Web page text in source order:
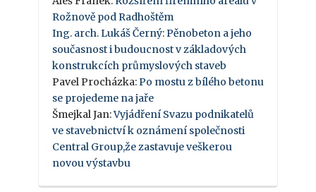
Rožnově pod Radhoštěm
Ing. arch. Lukáš Černý: Pěnobeton a jeho
současnost i budoucnost v základových
konstrukcích průmyslových staveb
Pavel Procházka: Po mostu z bílého betonu
se projedeme na jaře
Šmejkal Jan:Vyjádření Svazu podnikatelů
ve stavebnictví k oznámení společnosti
Central Group,že zastavuje veškerou
novou výstavbu